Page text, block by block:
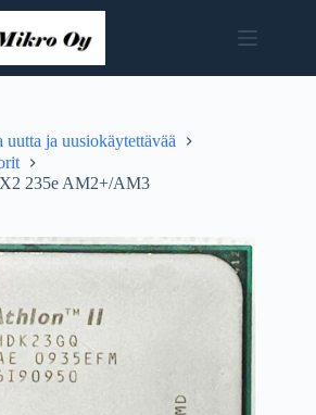
ja uusiokäytettävää
235e AM2+/AM3